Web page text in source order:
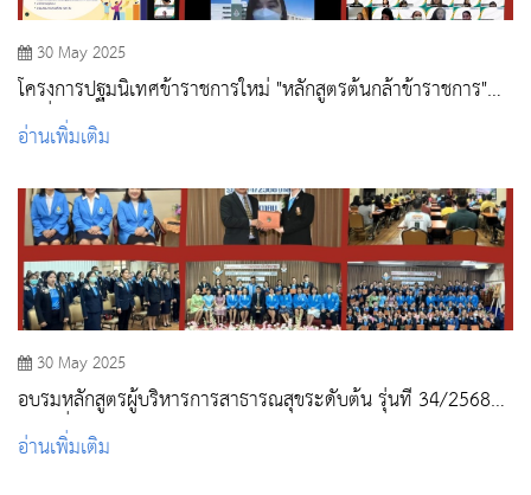
30 May 2025
โครงการปฐมนิเทศข้าราชการใหม่ "หลักสูตรต้นกล้าข้าราชการ"
รุ่นที่ 3 ปีงบประมาณ 2568
อ่านเพิ่มเติม
30 May 2025
อบรมหลักสูตรผู้บริหารการสาธารณสุขระดับต้น รุ่นที่ 34/2568
(กลุ่มที่ 1)
อ่านเพิ่มเติม